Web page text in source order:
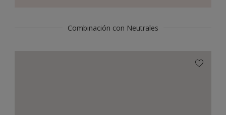
Combinación con Neutrales